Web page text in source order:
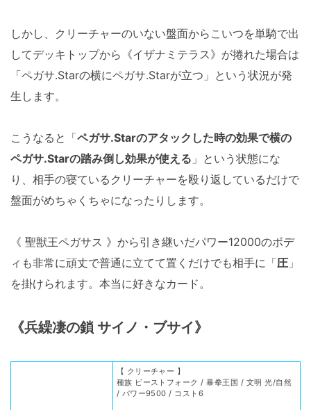
しかし、クリーチャーのいない盤面からこいつを単騎で出
してデッキトップから《イザナミテラス》が捲れた場合は
「ペガサ.Starの横にペガサ.Starが立つ」という状況が発
生します。
こうなると「ペガサ.Starのアタックした時の効果で横の
ペガサ.Starの踏み倒し効果が使える 」という状態にな
り、相手の寝ているクリーチャーを殴り返しているだけで
盤面がめちゃくちゃになったりします。
《 聖獣王ペガサス 》から引き継いだパワー12000のボデ
ィも非常に頑丈で普通に立てて置くだけでも相手に「圧 」
を掛けられます。本当に好きなカード。
《兵繰凄の鎖 サイノ・ブサイ》
【 クリーチャー 】
種族 ビーストフォーク / 暴拳王国 / 文明 光/自然
/ パワー9500 / コスト6